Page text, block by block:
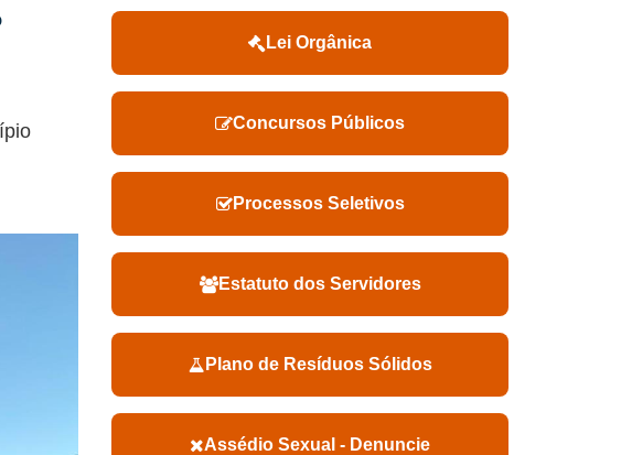
Lei Orgânica
Concursos Públicos
Processos Seletivos
Estatuto dos Servidores
Plano de Resíduos Sólidos
Assédio Sexual - Denuncie